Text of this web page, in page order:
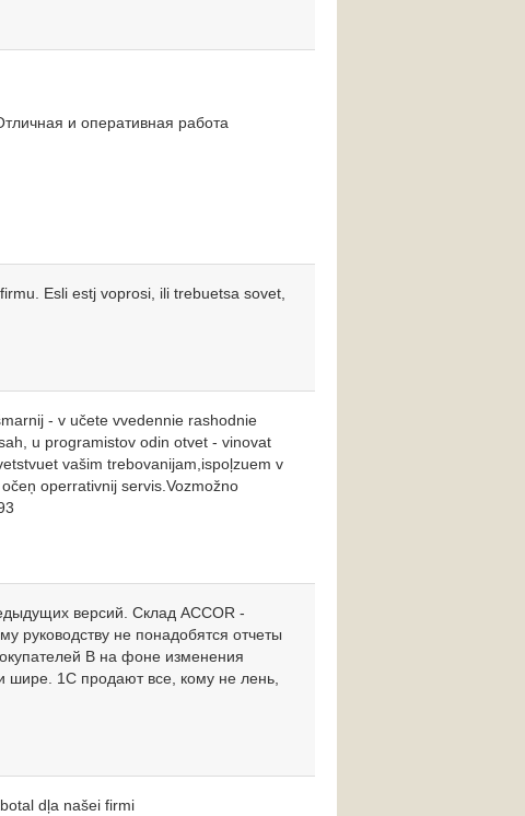
и оперативная работа
Esli estj voprosi, ili trebuetsa sovet,
- v učete vvedennie rashodnie
u programistov odin otvet - vinovat
vašim trebovanijam,ispoļzuem v
operrativnij servis.Vozmožno
версий. Склад ACCOR -
руководству не понадобятся отчеты
В на фоне изменения
шире. 1С продают все, кому не лень,
dļa našei firmi